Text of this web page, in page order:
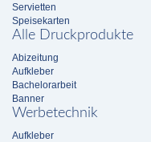
Servietten
Speisekarten
Alle Druckprodukte
Abizeitung
Aufkleber
Bachelorarbeit
Banner
Werbetechnik
Aufkleber